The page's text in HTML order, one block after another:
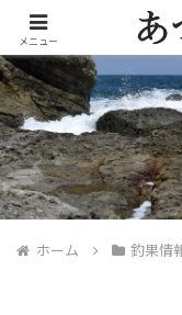
ホーム 釣果情
メニュー